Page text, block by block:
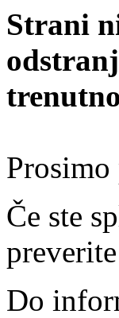
Strani
Prosimo
Če ste
Do